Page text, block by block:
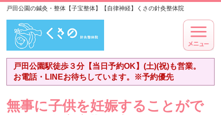
戸田公園の鍼灸・整体【子宝整体】【自律神経】くさの針灸整体院
戸田公園駅徒歩３分【当日予約OK】(土)(祝)も営業。
お電話・LINEお待ちしています。※予約優先
無事に子供を妊娠することがで